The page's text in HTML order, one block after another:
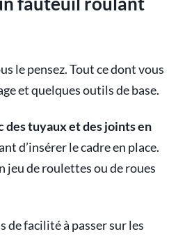
le pensez. Tout ce dont vous
et quelques outils de base.
des tuyaux et des joints en
d’insérer le cadre en place.
jeu de roulettes ou de roues
de facilité à passer sur les